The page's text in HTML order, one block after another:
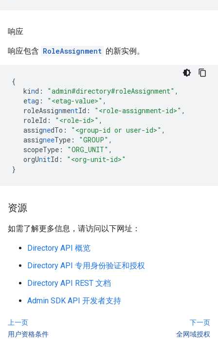
响应
响应包含 RoleAssignment 的新实例。
{
kind : "admin#directory#roleAssignment" ,
etag : "<etag-value>" ,
roleAssignmentId : "<role-assignment-id>" ,
roleId : "<role-id>" ,
assignedTo : "<group-id or user-id>" ,
assigneeType : "GROUP" ,
scopeType : "ORG_UNIT" ,
orgUnitId :
"<org-unit-id>"
}
资源
如需了解更多信息，请访问以下网址：
Directory API 概览
Directory API 专用身份验证和授权
Directory API REST 文档
Admin SDK API 开发者支持
上一页
用户资格条件
下一页
全网域授权